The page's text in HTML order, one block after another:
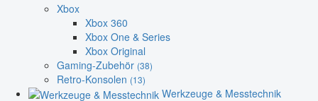
Xbox
Xbox 360
Xbox One & Series
Xbox Original
Gaming-Zubehör (38)
Retro-Konsolen (13)
Werkzeuge & Messtechnik